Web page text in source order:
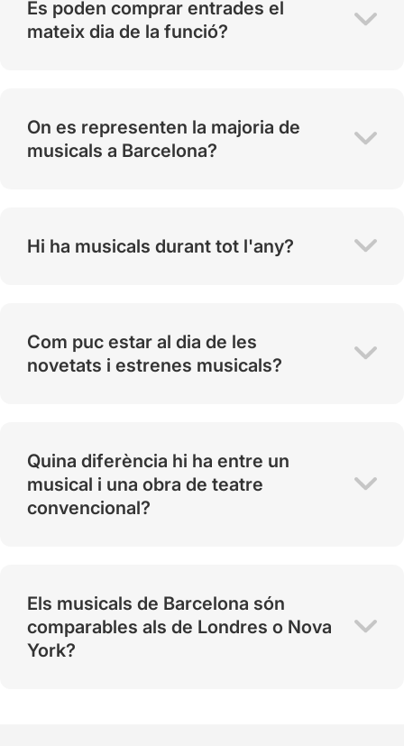
Es poden comprar entrades el
mateix dia de la funció?
On es representen la majoria de
musicals a Barcelona?
Hi ha musicals durant tot l'any?
Com puc estar al dia de les
novetats i estrenes musicals?
Quina diferència hi ha entre un
musical i una obra de teatre
convencional?
Els musicals de Barcelona són
comparables als de Londres o Nova
York?